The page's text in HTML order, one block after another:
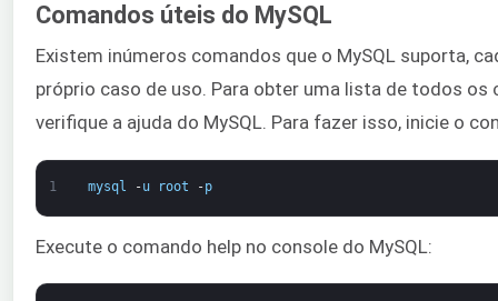
Comandos úteis do MySQL
Existem inúmeros comandos que o MySQL suporta,
próprio caso de uso. Para obter uma lista de todos os
verifique a ajuda do MySQL. Para fazer isso, inicie o
1 mysql -u root -p
Execute o comando help no console do MySQL: